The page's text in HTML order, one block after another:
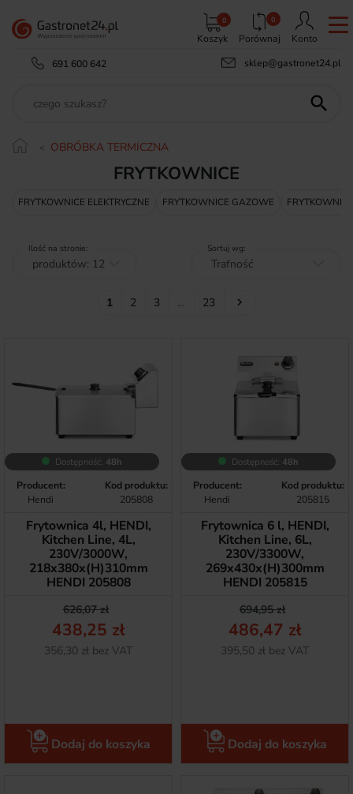
Koszyk
0 0
Porównaj
Konto
691 600 642
sklep@gastronet24.pl

OBRÓBKA TERMICZNA
FRYTKOWNICE
FRYTKOWNICE ELEKTRYCZNE FRYTKOWNICE GAZOWE
Ilość na stronie: Sortuj wg:
1 2 3 … 23 Następny

Dostępność: 48h
Producent:
Hendi
Kod produktu:
205808
Frytownica 4l, HENDI,
Kitchen Line, 4L,
230V/3000W,
218x380x(H)310mm
HENDI 205808
Cena podstawowa
626,07 zł
Cena
438,25 zł
Netto
356,30 zł bez VAT
Dodaj do koszyka
Dostępność: 48h
Producent:
Hendi
Kod produktu:
205815
Frytownica 6 l, HENDI,
Kitchen Line, 6L,
230V/3300W,
269x430x(H)300mm
HENDI 205815
Cena
694,95 zł
Cena
486,47 zł
Netto
395,50 zł bez VAT
Dodaj do koszyka